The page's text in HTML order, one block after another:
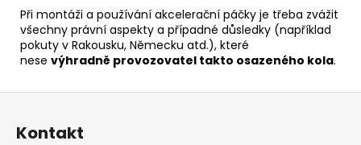
Při montáži a používání akcelerační páčky je třeba zvážit
všechny právní aspekty a případné důsledky (například
pokuty v Rakousku, Německu atd.), které
nese výhradně provozovatel takto osazeného kola.
Z
Kontakt